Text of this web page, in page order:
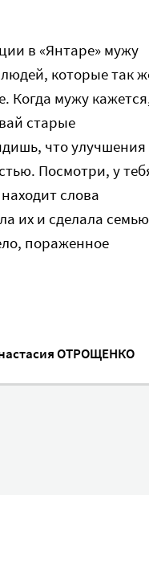
в «Янтаре» мужу
которые так
Когда мужу
старые
что улучшения
Посмотри, у
слова
их и сделала семью
пораженное
ОТРОЩЕНКО